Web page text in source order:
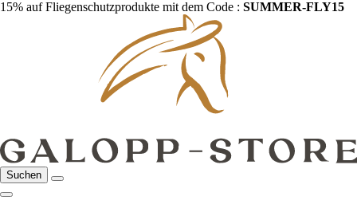
15% auf Fliegenschutzprodukte mit dem Code : SUMMER-FLY15
Suchen